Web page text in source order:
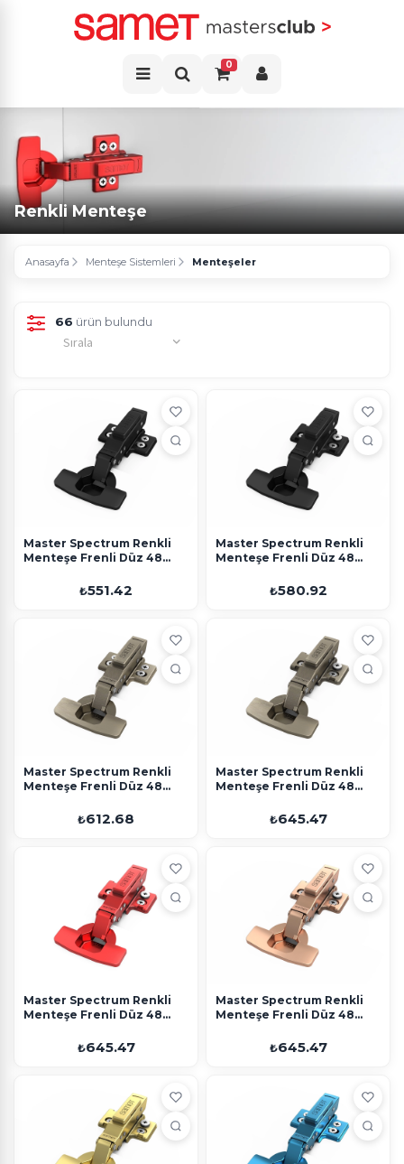
0
Renkli Menteşe
Anasayfa Menteşe Sistemleri Menteşeler
66 ürün bulundu
Sırala
Master Spectrum Renkli
Menteşe Frenli Düz 48
₺551.42
Master Spectrum Renkli
Menteşe Frenli Düz 48
₺580.92
Master Spectrum Renkli
Menteşe Frenli Düz 48
₺612.68
Master Spectrum Renkli
Menteşe Frenli Düz 48
₺645.47
Master Spectrum Renkli
Menteşe Frenli Düz 48
₺645.47
Master Spectrum Renkli
Menteşe Frenli Düz 48
₺645.47